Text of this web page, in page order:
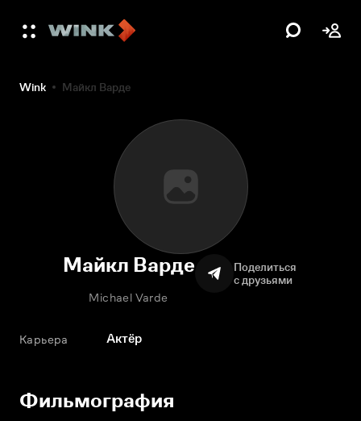
Wink Майкл Варде
Майкл Варде
Michael Varde
Поделиться
с друзьями
Карьера Актёр
Фильмография